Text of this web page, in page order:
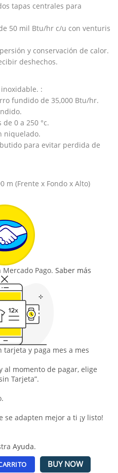
tapas centrales para
50 mil Btu/hr c/u con venturis
y conservación de calor.
deshechos.
:
fundido de 35,000 Btu/hr.
0 a 250 °c.
niquelado.
para evitar perdida de
m (Frente x Fondo x Alto)
Mercado Pago. Saber más
tarjeta y paga mes a mes
momento de pagar, elige
Tarjeta”.
se adapten mejor a ti ¡y listo!
Ayuda.
BUY NOW